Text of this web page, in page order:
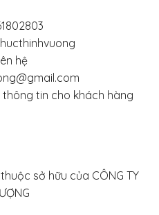
hệ
thông tin cho khách hàng
sở hữu của CÔNG TY